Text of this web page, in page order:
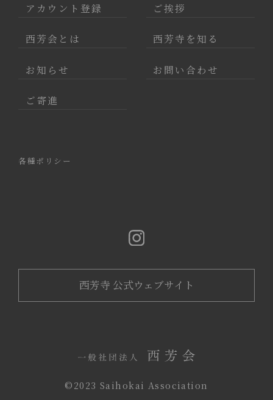
アカウント登録 ご挨拶
西芳会とは 西芳寺を知る
お知らせ お問い合わせ
ご寄進
各種ポリシー
西芳寺 公式ウェブサイト
©️2023 Saihokai Association